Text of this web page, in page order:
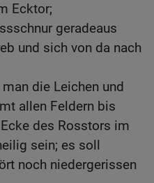
Ecktor;
geradeaus
und sich von da nach
die Leichen und
allen Feldern bis
des Rosstors im
sein; es soll
noch niedergerissen